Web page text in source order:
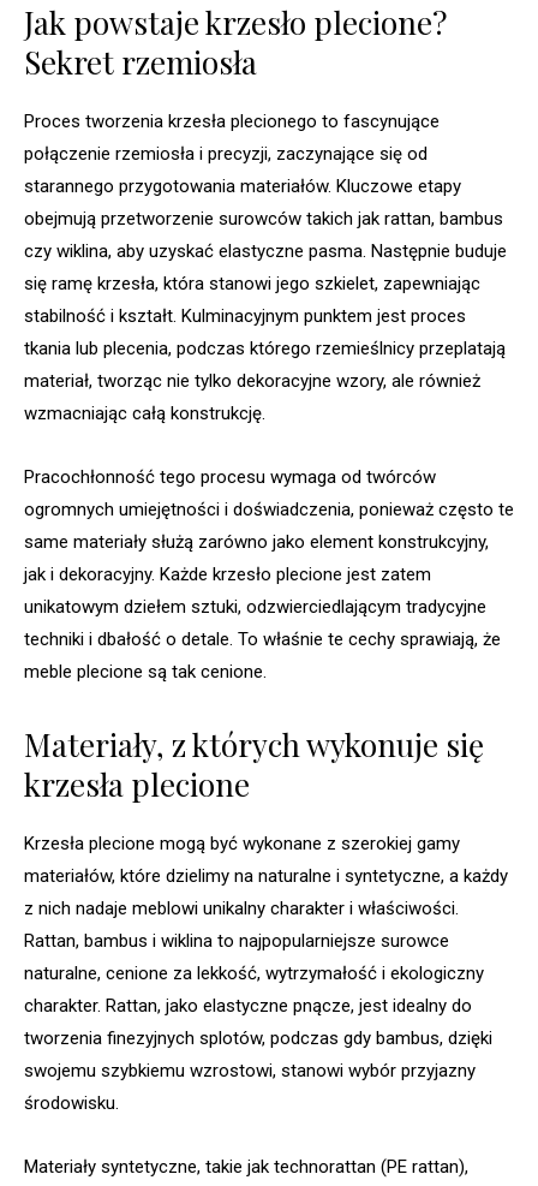
Jak powstaje krzesło plecione?
Sekret rzemiosła
Proces tworzenia krzesła plecionego to fascynujące
połączenie rzemiosła i precyzji, zaczynające się od
starannego przygotowania materiałów. Kluczowe etapy
obejmują przetworzenie surowców takich jak rattan, bambus
czy wiklina, aby uzyskać elastyczne pasma. Następnie buduje
się ramę krzesła, która stanowi jego szkielet, zapewniając
stabilność i kształt. Kulminacyjnym punktem jest proces
tkania lub plecenia, podczas którego rzemieślnicy przeplatają
materiał, tworząc nie tylko dekoracyjne wzory, ale również
wzmacniając całą konstrukcję.
Pracochłonność tego procesu wymaga od twórców
ogromnych umiejętności i doświadczenia, ponieważ często te
same materiały służą zarówno jako element konstrukcyjny,
jak i dekoracyjny. Każde krzesło plecione jest zatem
unikatowym dziełem sztuki, odzwierciedlającym tradycyjne
techniki i dbałość o detale. To właśnie te cechy sprawiają, że
meble plecione są tak cenione.
Materiały, z których wykonuje się
krzesła plecione
Krzesła plecione mogą być wykonane z szerokiej gamy
materiałów, które dzielimy na naturalne i syntetyczne, a każdy
z nich nadaje meblowi unikalny charakter i właściwości.
Rattan, bambus i wiklina to najpopularniejsze surowce
naturalne, cenione za lekkość, wytrzymałość i ekologiczny
charakter. Rattan, jako elastyczne pnącze, jest idealny do
tworzenia finezyjnych splotów, podczas gdy bambus, dzięki
swojemu szybkiemu wzrostowi, stanowi wybór przyjazny
środowisku.
Materiały syntetyczne, takie jak technorattan (PE rattan),